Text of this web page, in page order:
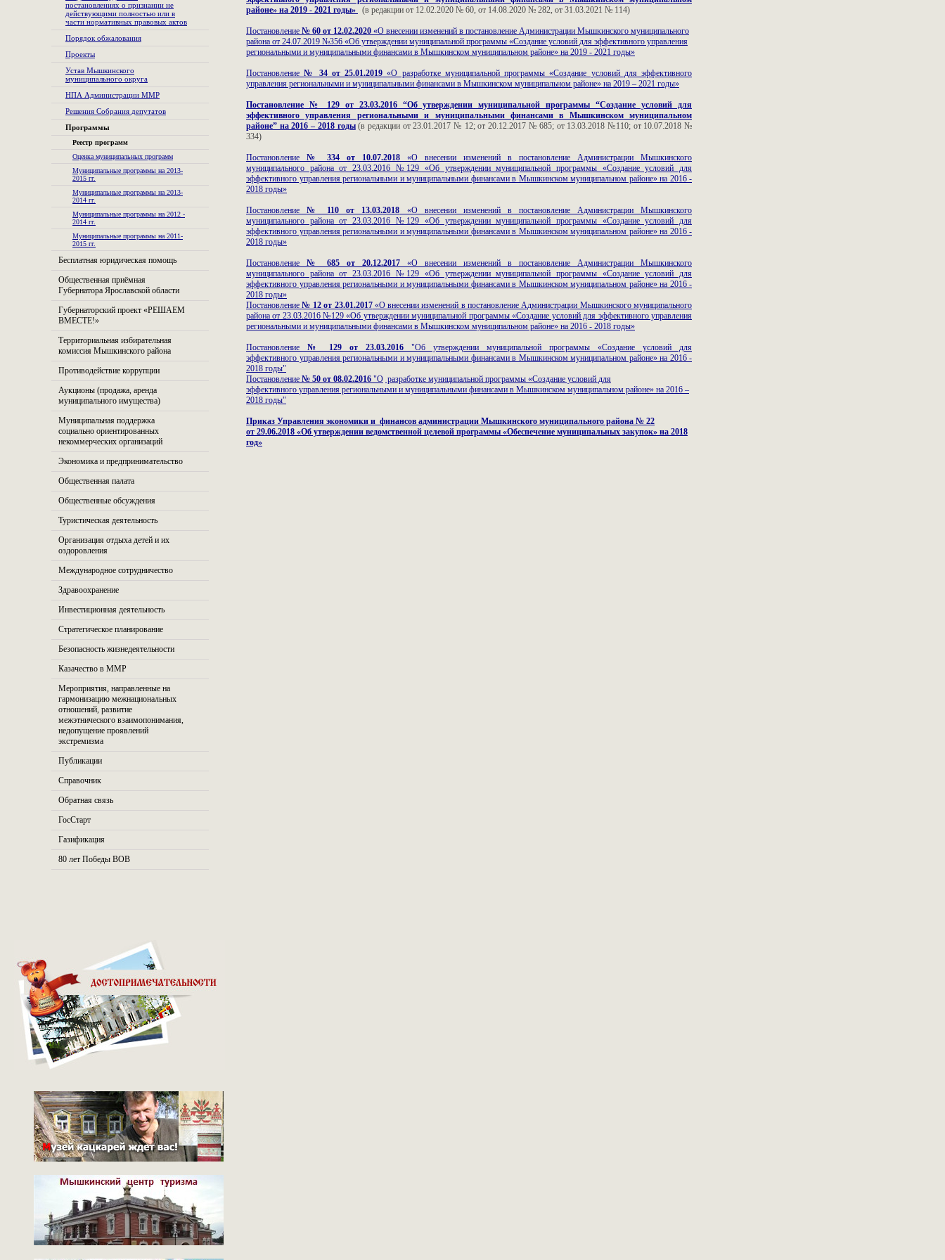
постановлениях о признании не
действующими полностью или в
части нормативных правовых актов
Порядок обжалования
Проекты
Устав Мышкинского
муниципального округа
НПА Администрации ММР
Решения Собрания депутатов
Программы
Реестр программ
Оценка муниципальных программ
Муниципальные программы на 2013-
2015 гг.
Mуниципальные программы на 2013-
2014 гг.
Муниципальные программы на 2012 -
2014 гг.
Муниципальные программы на 2011-
2015 гг.
Бесплатная юридическая помощь
Общественная приёмная
Губернатора Ярославской области
Губернаторский проект «РЕШАЕМ
ВМЕСТЕ!»
Территориальная избирательная
комиссия Мышкинского района
Противодействие коррупции
Аукционы (продажа, аренда
муниципального имущества)
Муниципальная поддержка
социально ориентированных
некоммерческих организаций
Экономика и предпринимательство
Общественная палата
Общественные обсуждения
Туристическая деятельность
Организация отдыха детей и их
оздоровления
Международное сотрудничество
Здравоохранение
Инвестиционная деятельность
Стратегическое планирование
Безопасность жизнедеятельности
Казачество в ММР
Мероприятия, направленные на
гармонизацию межнациональных
отношений, развитие
межэтнического взаимопонимания,
недопущение проявлений
экстремизма
Публикации
Справочник
Обратная связь
ГосСтарт
Газификация
80 лет Победы ВОВ
районе» на 2019 - 2021 годы»
(в редакции от 12.02.2020 № 60, от 14.08.2020 № 282, от 31.03.2021 № 114)
Постановление № 60 от 12.02.2020 «О внесении изменений в постановление Администрации Мышкинского муниципального
района от 24.07.2019 №356 «Об утверждении муниципальной программы «Создание условий для эффективного управления
региональными и муниципальными финансами в Мышкинском муниципальном районе» на 2019 - 2021 годы»
Постановление№ 34 от 25.01.2019 «О разработке муниципальной программы «Создание условий для эффективного
управления региональными и муниципальными финансами в Мышкинском муниципальном районе» на 2019 – 2021 годы»
Постановление № 129 от 23.03.2016 “Об утверждении муниципальной программы “Создание условий для
эффективного управления региональными и муниципальными финансами в Мышкинском муниципальном
районе” на 2016 – 2018 годы(в редакции от 23.01.2017 № 12; от 20.12.2017 № 685; от 13.03.2018 №110; от 10.07.2018 №
334)
Постановление № 334 от 10.07.2018 «О внесении изменений в постановление Администрации Мышкинского
муниципального района от 23.03.2016 №129 «Об утверждении муниципальной программы «Создание условий для
эффективного управления региональными и муниципальными финансами в Мышкинском муниципальном районе» на 2016 -
2018 годы»
Постановление№ 110 от 13.03.2018 «О внесении изменений в постановление Администрации Мышкинского
муниципального района от 23.03.2016 №129 «Об утверждении муниципальной программы «Создание условий для
эффективного управления региональными и муниципальными финансами в Мышкинском муниципальном районе» на 2016 -
2018 годы»
Постановление № 685 от 20.12.2017 «О внесении изменений в постановление Администрации Мышкинского
муниципального района от 23.03.2016 №129 «Об утверждении муниципальной программы «Создание условий для
эффективного управления региональными и муниципальными финансами в Мышкинском муниципальном районе» на 2016 -
2018 годы»
Постановление№ 12 от 23.01.2017«О внесении изменений в постановление Администрации Мышкинского муниципального
района от 23.03.2016 №129 «Об утверждении муниципальной программы «Создание условий для эффективного управления
региональными и муниципальными финансами в Мышкинском муниципальном районе» на 2016 - 2018 годы»
Постановление № 129 от 23.03.2016 "Об утверждении муниципальной программы «Создание условий для
эффективного управления региональными и муниципальными финансами в Мышкинском муниципальном районе» на 2016 -
2018 годы"
Постановление № 50 от 08.02.2016 "О разработке муниципальной программы «Создание условий для
эффективного управления региональными и муниципальными финансами в Мышкинском муниципальном районе» на 2016 –
2018 годы"
Приказ Управления экономики и финансов администрации Мышкинского муниципального района № 22
от 29.06.2018 «Об утверждении ведомственной целевой программы «Обеспечение муниципальных закупок» на 2018
год»